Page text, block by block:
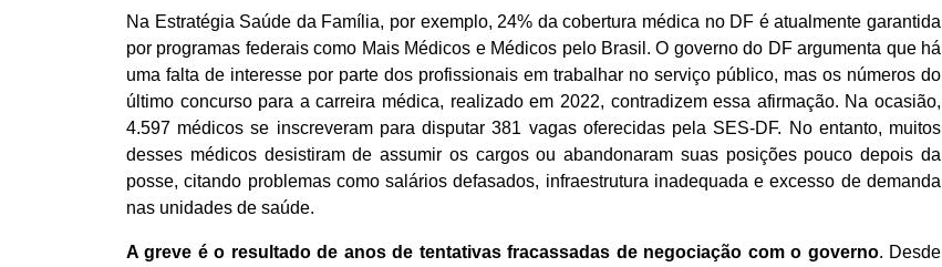
Na Estratégia Saúde da Família, por exemplo, 24% da cobertura médica no DF é atualmente garantida
por programas federais como Mais Médicos e Médicos pelo Brasil. O governo do DF argumenta que há
uma falta de interesse por parte dos profissionais em trabalhar no serviço público, mas os números do
último concurso para a carreira médica, realizado em 2022, contradizem essa afirmação. Na ocasião,
4.597 médicos se inscreveram para disputar 381 vagas oferecidas pela SES-DF. No entanto, muitos
desses médicos desistiram de assumir os cargos ou abandonaram suas posições pouco depois da
posse, citando problemas como salários defasados, infraestrutura inadequada e excesso de demanda
nas unidades de saúde.
A greve é o resultado de anos de tentativas fracassadas de negociação com o governo. Desde